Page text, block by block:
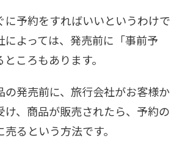
に予約をすればいいというわけで
によっては、発売前に「事前予
ころもあります。
の発売前に、旅行会社がお客様か
け、商品が販売されたら、予約の
るという方法です。